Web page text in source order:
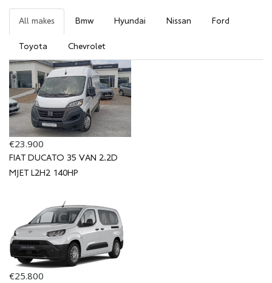
All makes Bmw Hyundai Nissan Ford
Toyota Chevrolet
€23.900
FIAT DUCATO 35 VAN 2.2D
MJET L2H2 140HP
€25.800